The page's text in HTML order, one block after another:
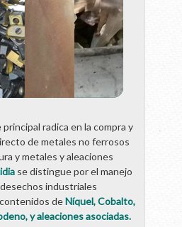
radica en la compra y
de metales no ferrosos
y metales y aleaciones
se distingue por el manejo
industriales
deNíquel, Cobalto,
y aleaciones asociadas.